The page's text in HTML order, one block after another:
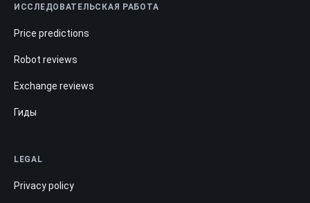
ИССЛЕДОВАТЕЛЬСКАЯ РАБОТА
Price predictions
Robot reviews
Exchange reviews
Гиды
LEGAL
Privacy policy